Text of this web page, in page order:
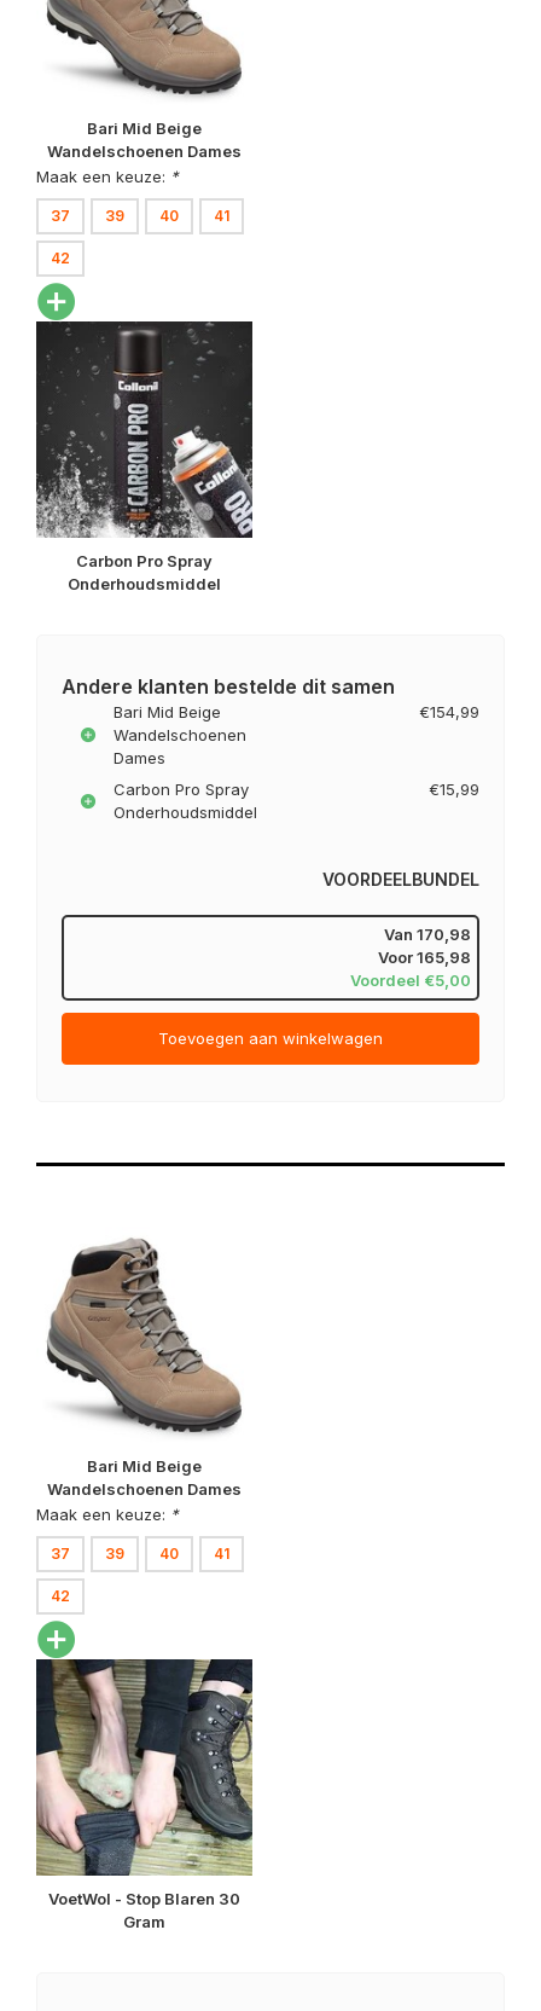
Bari Mid Beige
Wandelschoenen Dames
Maak een keuze: *
37 39 40 41
42
Carbon Pro Spray
Onderhoudsmiddel
Andere klanten bestelde dit samen
Bari Mid Beige
Wandelschoenen
Dames
€154,99
Carbon Pro Spray
Onderhoudsmiddel
€15,99
VOORDEELBUNDEL
Van 170,98
Voor165,98
Voordeel €5,00
Toevoegen aan winkelwagen
Bari Mid Beige
Wandelschoenen Dames
Maak een keuze: *
37 39 40 41
42
VoetWol - Stop Blaren 30
Gram